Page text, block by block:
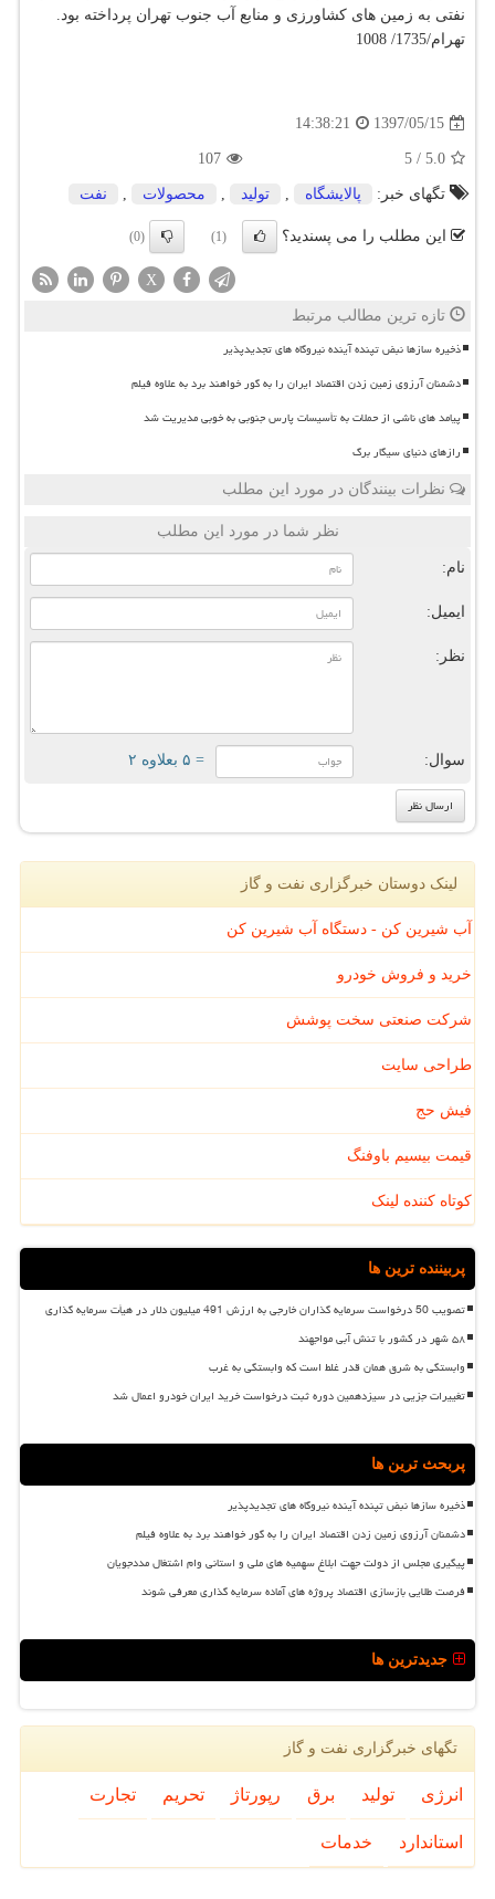
نفتی به زمین های كشاورزی و منابع آب جنوب تهران پرداخته بود.
تهرام/1735/ 1008
1397/05/15
14:38:21
5.0
/
5
107
تگهای خبر: پالایشگاه , تولید , محصولات , نفت
این مطلب را می پسندید؟ (1)
(0)
X
تازه ترین مطالب مرتبط
ذخیره سازها نبض تپنده آینده نیروگاه های تجدیدپذیر
دشمنان آرزوی زمین زدن اقتصاد ایران را به گور خواهند برد به علاوه فیلم
پیامد های ناشی از حملات به تأسیسات پارس جنوبی به خوبی مدیریت شد
رازهای دنیای سیگار برگ
نظرات بینندگان در مورد این مطلب
نظر شما در مورد این مطلب
نام:
ایمیل:
نظر:
سوال: = ۵ بعلاوه ۲
لینک دوستان خبرگزاری نفت و گاز
آب شیرین کن - دستگاه آب شیرین کن
خرید و فروش خودرو
شرکت صنعتی سخت پوشش
طراحی سایت
فیش حج
قیمت بیسیم باوفنگ
کوتاه کننده لینک
پربیننده ترین ها
تصویب 50 درخواست سرمایه گذاران خارجی به ارزش 491 میلیون دلار در هیأت سرمایه گذاری
۵۸ شهر در کشور با تنش آبی مواجهند
وابستگی به شرق همان قدر غلط است که وابستگی به غرب
تغییرات جزیی در سیزدهمین دوره ثبت درخواست خرید ایران خودرو اعمال شد
پربحث ترین ها
ذخیره سازها نبض تپنده آینده نیروگاه های تجدیدپذیر
دشمنان آرزوی زمین زدن اقتصاد ایران را به گور خواهند برد به علاوه فیلم
پیگیری مجلس از دولت جهت ابلاغ سهمیه های ملی و استانی وام اشتغال مددجویان
فرصت طلایی بازسازی اقتصاد پروژه های آماده سرمایه گذاری معرفی شوند
جدیدترین ها
تگهای خبرگزاری نفت و گاز
انرژی تولید برق رپورتاژ تحریم تجارت
استاندارد خدمات